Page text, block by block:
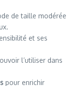
de taille modérée
et ses
l’utiliser dans
pour enrichir